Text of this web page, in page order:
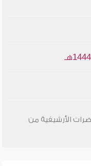
الأرشيفية من